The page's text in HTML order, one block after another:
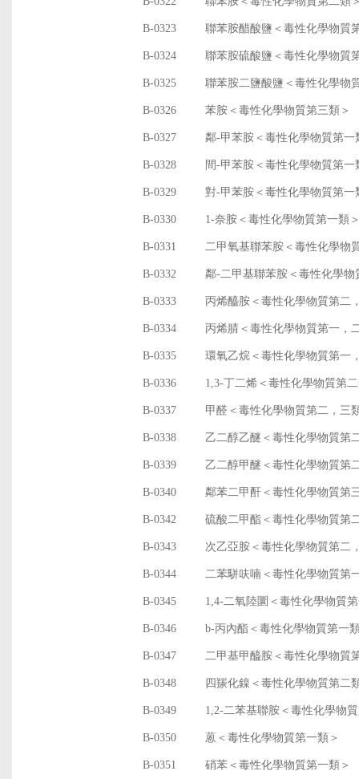
B-0323 聯苯胺醋酸鹽＜毒性化學物質
B-0324 聯苯胺硫酸鹽＜毒性化學物質
B-0325 聯苯胺二鹽酸鹽＜毒性化學物
B-0326 苯胺＜毒性化學物質第三類＞
B-0327 鄰-甲苯胺＜毒性化學物質第一
B-0328 間-甲苯胺＜毒性化學物質第一
B-0329 對-甲苯胺＜毒性化學物質第一
B-0330 1-奈胺＜毒性化學物質第一類
B-0331 二甲氧基聯苯胺＜毒性化學物
B-0332 鄰-二甲基聯苯胺＜毒性化學物
B-0333 丙烯醯胺＜毒性化學物質第二
B-0334 丙烯腈＜毒性化學物質第一，
B-0335 環氧乙烷＜毒性化學物質第一
B-0336 1,3-丁二烯＜毒性化學物質第
B-0337 甲醛＜毒性化學物質第二，三
B-0338 乙二醇乙醚＜毒性化學物質第
B-0339 乙二醇甲醚＜毒性化學物質第
B-0340 鄰苯二甲酐＜毒性化學物質第
B-0342 硫酸二甲酯＜毒性化學物質第
B-0343 次乙亞胺＜毒性化學物質第二
B-0344 二苯駢呋喃＜毒性化學物質第
B-0345 1,4-二氧陸圜＜毒性化學物質
B-0346 b-丙內酯＜毒性化學物質第一
B-0347 二甲基甲醯胺＜毒性化學物質
B-0348 四羰化鎳＜毒性化學物質第二
B-0349 1,2-二苯基聯胺＜毒性化學物
B-0350 蒽＜毒性化學物質第一類＞
B-0351 硝苯＜毒性化學物質第一類＞